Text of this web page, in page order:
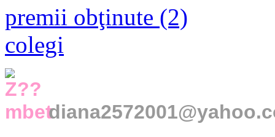
premii obţinute (2)
colegi